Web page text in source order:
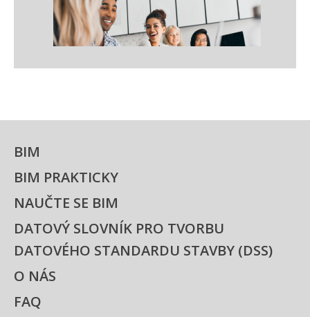
BIM
BIM PRAKTICKY
NAUČTE SE BIM
DATOVÝ SLOVNÍK PRO TVORBU
DATOVÉHO STANDARDU STAVBY (DSS)
O NÁS
FAQ